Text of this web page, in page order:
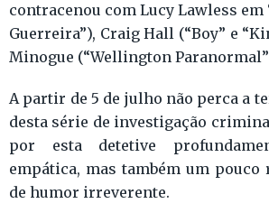
contracenou com Lucy Lawless em
Guerreira”), Craig Hall (“Boy” e
Minogue (“Wellington
A partir de 5 de julho não perca a
desta série de investigação
por esta detetive
empática, mas também um pouco
de humor irreverente.